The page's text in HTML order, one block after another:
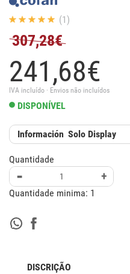
(1)
307,28€
241,68€
IVA incluído · Envios não incluídos
DISPONÍVEL
Información Solo Display
Quantidade
- +
Quantidade minima: 1
DISCRIÇÃO